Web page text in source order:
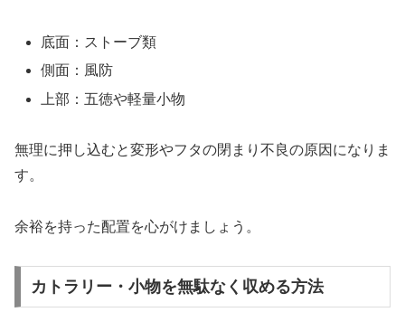
底面：ストーブ類
側面：風防
上部：五徳や軽量小物
無理に押し込むと変形やフタの閉まり不良の原因になりま
す。
余裕を持った配置を心がけましょう。
カトラリー・小物を無駄なく収める方法